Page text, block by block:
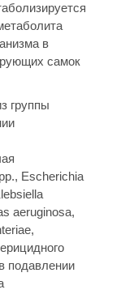
в
самок
группы
Escherichia
aeruginosa,
подавлении